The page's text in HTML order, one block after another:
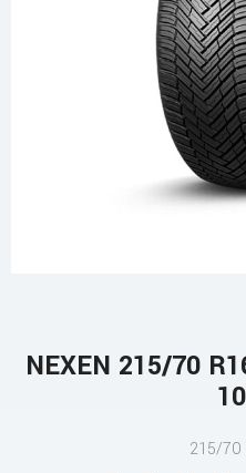
NEXEN 215/70
215/70